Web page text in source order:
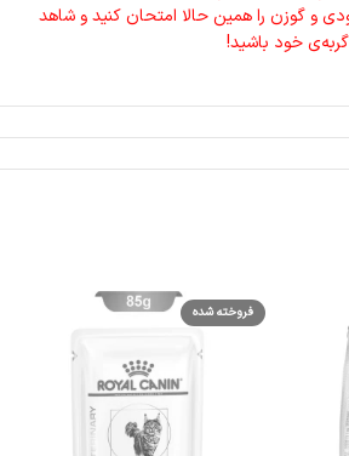
و گوزن را همین حالا امتحان کنید و شاهد
خود باشید!
فروخته شده